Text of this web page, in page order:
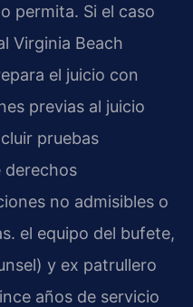
permita. Si el caso
Virginia Beach
el juicio con
previas al juicio
pruebas
derechos
no admisibles o
el equipo del bufete,
y ex patrullero
años de servicio